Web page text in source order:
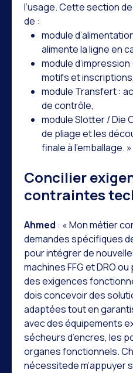
l’usage. Cette section
de :
module
alimente la ligne en
module
motifs et inscriptions,
module Transfert :
de contrôle,
module Slotter / Die
de pliage et les
finale à l’emballage. »
Concilier
contraintes
Ahmed : « Mon métier
demandes spécifiques
pour intégrer de
machines FFG et DRO
des exigences
dois concevoir des
adaptées tout en
avec des équipements
sécheurs d’encres, les
organes fonctionnels.
nécessitede m’appuyer